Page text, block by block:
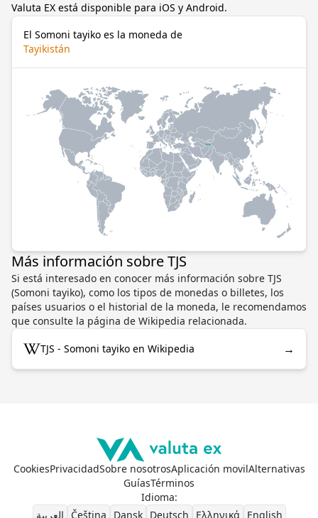
Valuta EX está disponible para iOS y Android.
El Somoni tayiko es la moneda de
Tayikistán
Más información sobre TJS
Si está interesado en conocer más información sobre TJS
(Somoni tayiko), como los tipos de monedas o billetes, los
países usuarios o el historial de la moneda, le recomendamos
que consulte la página de Wikipedia relacionada.
TJS - Somoni tayiko en Wikipedia →
CookiesPrivacidadSobre nosotrosAplicación movilAlternativas
GuíasTérminos
Idioma:
العربية
Čeština Dansk Deutsch Ελληνικά English